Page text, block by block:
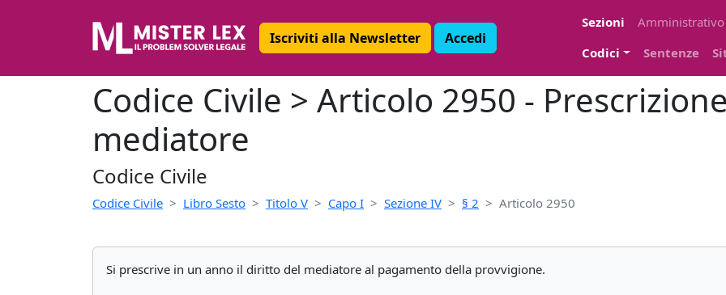
Iscriviti alla Newsletter Accedi
Sezioni
Amministrativo
Codici
Sentenze
Codice Civile > Articolo 2950 -
mediatore
Codice Civile
Codice Civile Libro Sesto Titolo V Capo I Sezione IV § 2 Articolo 2950
Si prescrive in un anno il diritto del mediatore al pagamento della provvigione.